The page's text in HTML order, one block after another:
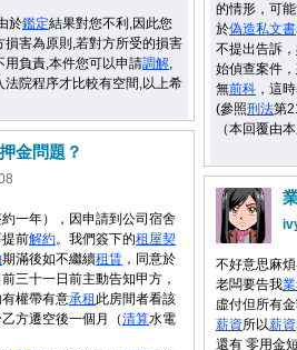
的情形，可
於偽造私文書
不提出告訴，
始偵查案件
無前科 ，這
(參照刑法第
（本回覆由
於鑑定結果對您不利,因此您
害為原則,若對方所受的損害
用負責,本件您可以申請調解,
法院程序才比較有空間,以上希
金問題？
一年），因申請到公司宿舍
前解約。我們簽下的租屋契
期滿後如不繼續租賃 ，同意於
三十一日前主動告知甲方，
權帶有意承租 此房間者看該
方遷空後一個月（清算水電
不好意思麻
老闆要告我
虛付但所有
薪資所以薪資
還有 零用金